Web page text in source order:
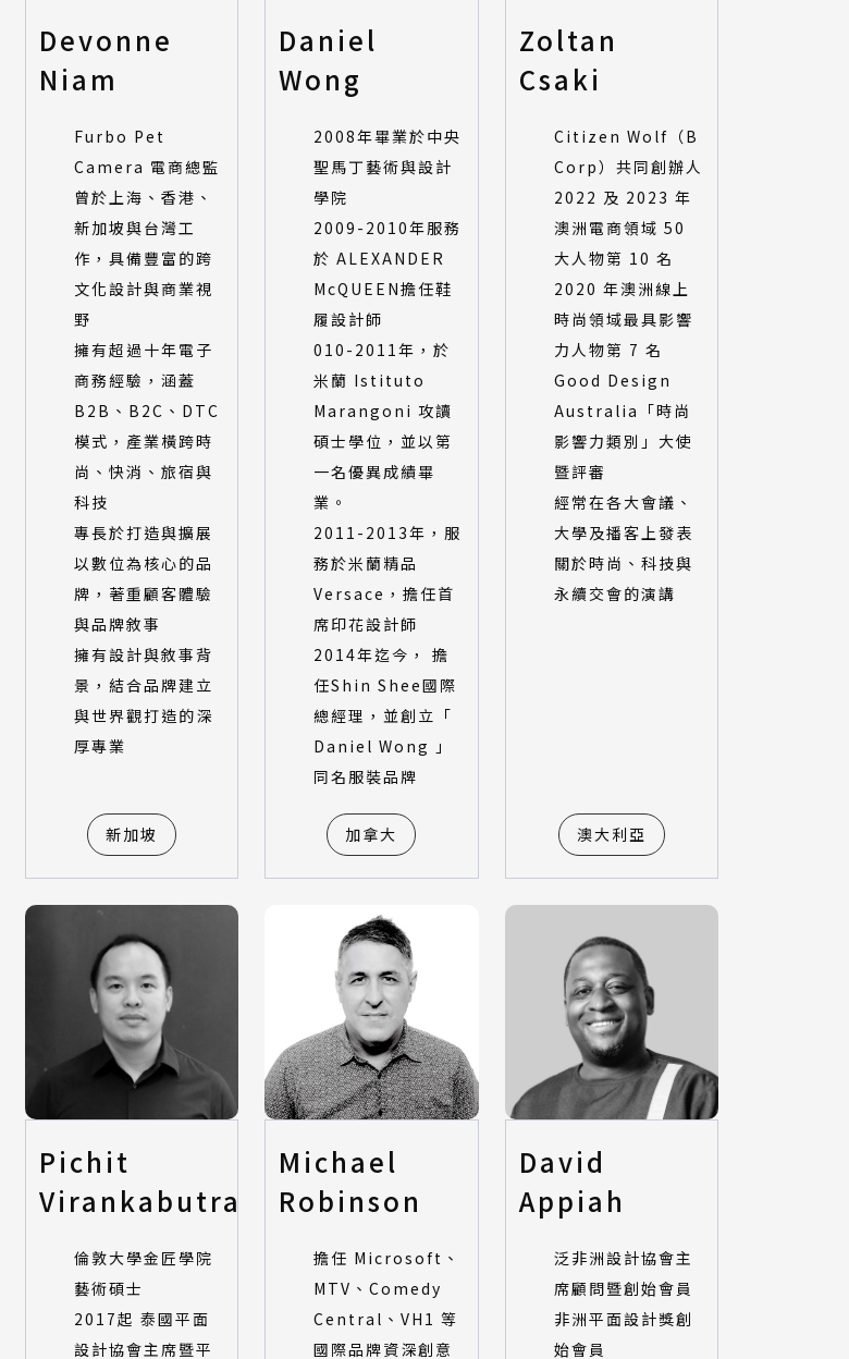
Devonne
Niam
Furbo Pet
Camera 電商總監
曾於上海、香港、
新加坡與台灣工
作，具備豐富的跨
文化設計與商業視
野
擁有超過十年電子
商務經驗，涵蓋
B2B、B2C、DTC
模式，產業橫跨時
尚、快消、旅宿與
科技
專長於打造與擴展
以數位為核心的品
牌，著重顧客體驗
與品牌敘事
擁有設計與敘事背
景，結合品牌建立
與世界觀打造的深
厚專業
新加坡
Daniel
Wong
2008年畢業於中央
聖馬丁藝術與設計
學院
2009-2010年服務
於 ALEXANDER
McQUEEN擔任鞋
履設計師
010-2011年，於
米蘭 Istituto
Marangoni 攻讀
碩士學位，並以第
一名優異成績畢
業。
2011-2013年，服
務於米蘭精品
Versace，擔任首
席印花設計師
2014年迄今， 擔
任Shin Shee國際
總經理，並創立「
Daniel Wong 」
同名服裝品牌
加拿大
Zoltan
Csaki
Citizen Wolf（B
Corp）共同創辦人
2022 及 2023 年
澳洲電商領域 50
大人物第 10 名
2020 年澳洲線上
時尚領域最具影響
力人物第 7 名
Good Design
Australia「時尚
影響力類別」大使
暨評審
經常在各大會議、
大學及播客上發表
關於時尚、科技與
永續交會的演講
澳大利亞
Pichit
Virankabutra
倫敦大學金匠學院
藝術碩士
2017起 泰國平面
設計協會主席暨平
Michael
Robinson
擔任 Microsoft、
MTV、Comedy
Central、VH1 等
國際品牌資深創意
David
Appiah
泛非洲設計協會主
席顧問暨創始會員
非洲平面設計獎創
始會員